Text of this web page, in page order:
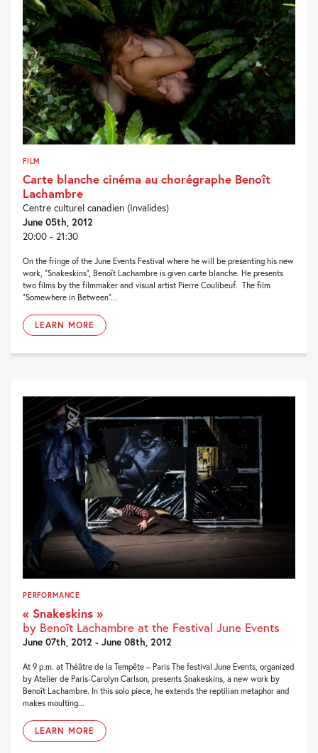
FILM
Carte blanche cinéma au chorégraphe Benoît
Lachambre
Centre culturel canadien (Invalides)
June 05th, 2012
20:00 - 21:30
On the fringe of the June Events Festival where he will be presenting his new
work, “Snakeskins”, Benoît Lachambre is given carte blanche. He presents
two films by the filmmaker and visual artist Pierre Coulibeuf. The film
“Somewhere in Between”...
LEARN MORE
PERFORMANCE
« Snakeskins »
by Benoît Lachambre at the Festival June Events
June 07th, 2012 - June 08th, 2012
At 9 p.m. at Théâtre de la Tempête – Paris The festival June Events, organized
by Atelier de Paris-Carolyn Carlson, presents Snakeskins, a new work by
Benoît Lachambre. In this solo piece, he extends the reptilian metaphor and
makes moulting...
LEARN MORE